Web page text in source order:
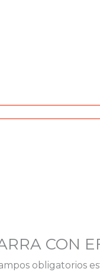
CON
obligatorios